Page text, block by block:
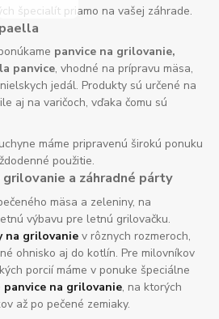
špecialít priamo na vašej záhrade.
panvice na grilovanie,
panvice, vhodné na prípravu mäsa,
jedál. Produkty sú určené na
aj na varičoch, vďaka čomu sú
máme pripravenú širokú ponuku
použitie.
a záhradné párty
mäsa a zeleniny, na
výbavu pre letnú grilovačku.
na grilovanie v rôznych rozmeroch,
ohnisko aj do kotlín. Pre milovníkov
porcií máme v ponuke špeciálne
panvice na grilovanie, na ktorých
až po pečené zemiaky.